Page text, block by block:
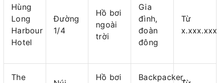
Hùng
Long
Harbour
Hotel
Đường
1/4
Hồ bơi
ngoài
trời
Gia
đình,
đoàn
đông
Từ
The
Hồ bơi
Backpacker,